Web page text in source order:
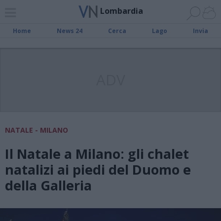
Lombardia
Home News 24 Cerca Lago Invia
NATALE - MILANO
Il Natale a Milano: gli chalet
natalizi ai piedi del Duomo e
della Galleria